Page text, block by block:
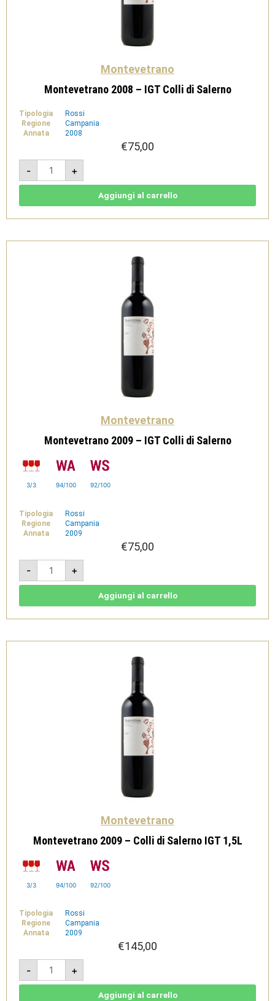
Montevetrano
Montevetrano 2008 – IGT Colli di Salerno
Tipologia
Rossi
Regione
Campania
Annata
2008
€75,00
-
Montevetrano
2008
-
IGT
quantità
+
Aggiungi al carrello
Montevetrano
Montevetrano 2009 – IGT Colli di Salerno
3/3 94/100 92/100
Tipologia
Rossi
Regione
Campania
Annata
2009
€75,00
-
Montevetrano
2009
-
IGT
quantità
+
Aggiungi al carrello
Montevetrano
Montevetrano 2009 – Colli di Salerno IGT 1,5L
3/3 94/100 92/100
Tipologia
Rossi
Regione
Campania
Annata
2009
€145,00
-
Montevetrano
2009
-
Colli
+
Aggiungi al carrello